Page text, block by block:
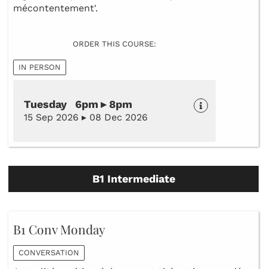
mécontentement'.
ORDER THIS COURSE:
IN PERSON
Tuesday 6pm ▸ 8pm
15 Sep 2026 ▸ 08 Dec 2026
B1 Intermediate
B1 Conv Monday
CONVERSATION